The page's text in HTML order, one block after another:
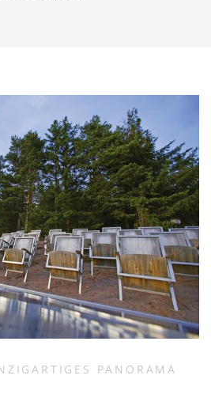
PANORAMA